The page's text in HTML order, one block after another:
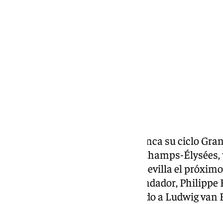
El Teatro de la Maestranza arranca su ciclo
de alto nivel. La Orchestre des Champs-
prestigiosas de Europa, llega a Sevilla el
horas bajo la dirección de su fundador,
programa íntegramente dedicado a Ludwig van